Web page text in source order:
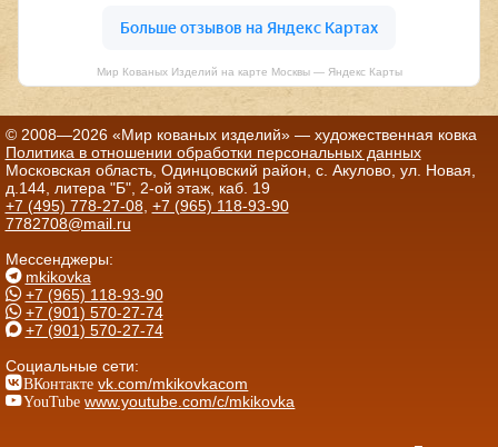
Мир Кованых Изделий на карте Москвы — Яндекс Карты
© 2008—2026 «Мир кованых изделий» — художественная ковка
Политика в отношении обработки персональных данных
Московская область, Одинцовский район, с. Акулово, ул. Новая,
д.144, литера "Б", 2-ой этаж, каб. 19
+7 (495) 778-27-08, +7 (965) 118-93-90
7782708@mail.ru
Мессенджеры:
mkikovka
+7 (965) 118-93-90
+7 (901) 570-27-74
+7 (901) 570-27-74
Социальные сети:
ВКонтакте vk.com/mkikovkacom
YouTube www.youtube.com/c/mkikovka